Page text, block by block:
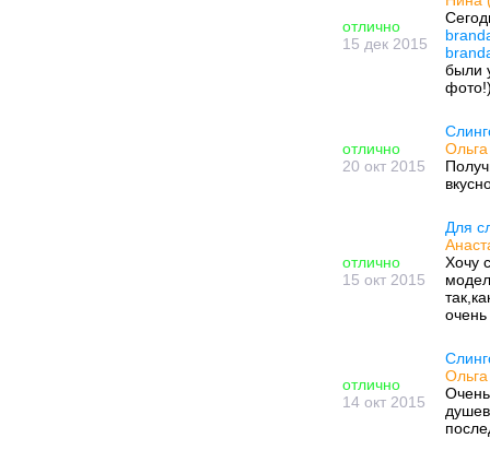
отлично
15 дек 2015
были
отлично
20 окт 2015
отлично
15 окт 2015
Для
Хочу
отлично
14 окт 2015